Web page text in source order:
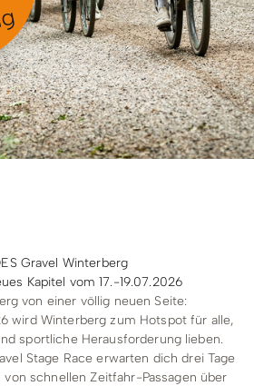
Gravel Winterberg
Kapitel vom 17.-19.07.2026
von einer völlig neuen Seite:
wird Winterberg zum Hotspot für alle,
sportliche Herausforderung lieben.
Stage Race erwarten dich drei Tage
schnellen Zeitfahr-Passagen über